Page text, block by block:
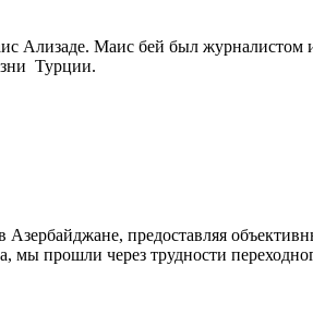
Ализаде. Маис бей был журналистом
Турции.
предоставляя
мы прошли через трудности